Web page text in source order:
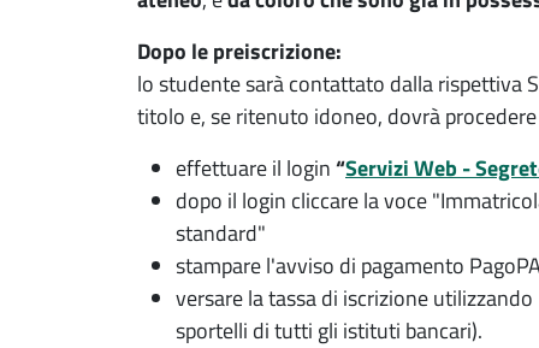
Dopo le preiscrizione:
lo studente sarà contattato dalla rispettiva
titolo e, se ritenuto idoneo, dovrà
effettuare il login“Servizi Web -
dopo il login cliccare la voce
standard"
stampare l'avviso di pagamento
versare la tassa di iscrizione
sportelli di tutti gli istituti bancari).